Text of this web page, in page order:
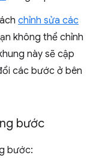
chỉnh sửa các
không thể chỉnh
này sẽ cập
các bước ở bên
bước
bước: